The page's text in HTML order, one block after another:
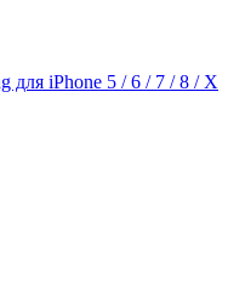
для iPhone 5 / 6 / 7 / 8 / X